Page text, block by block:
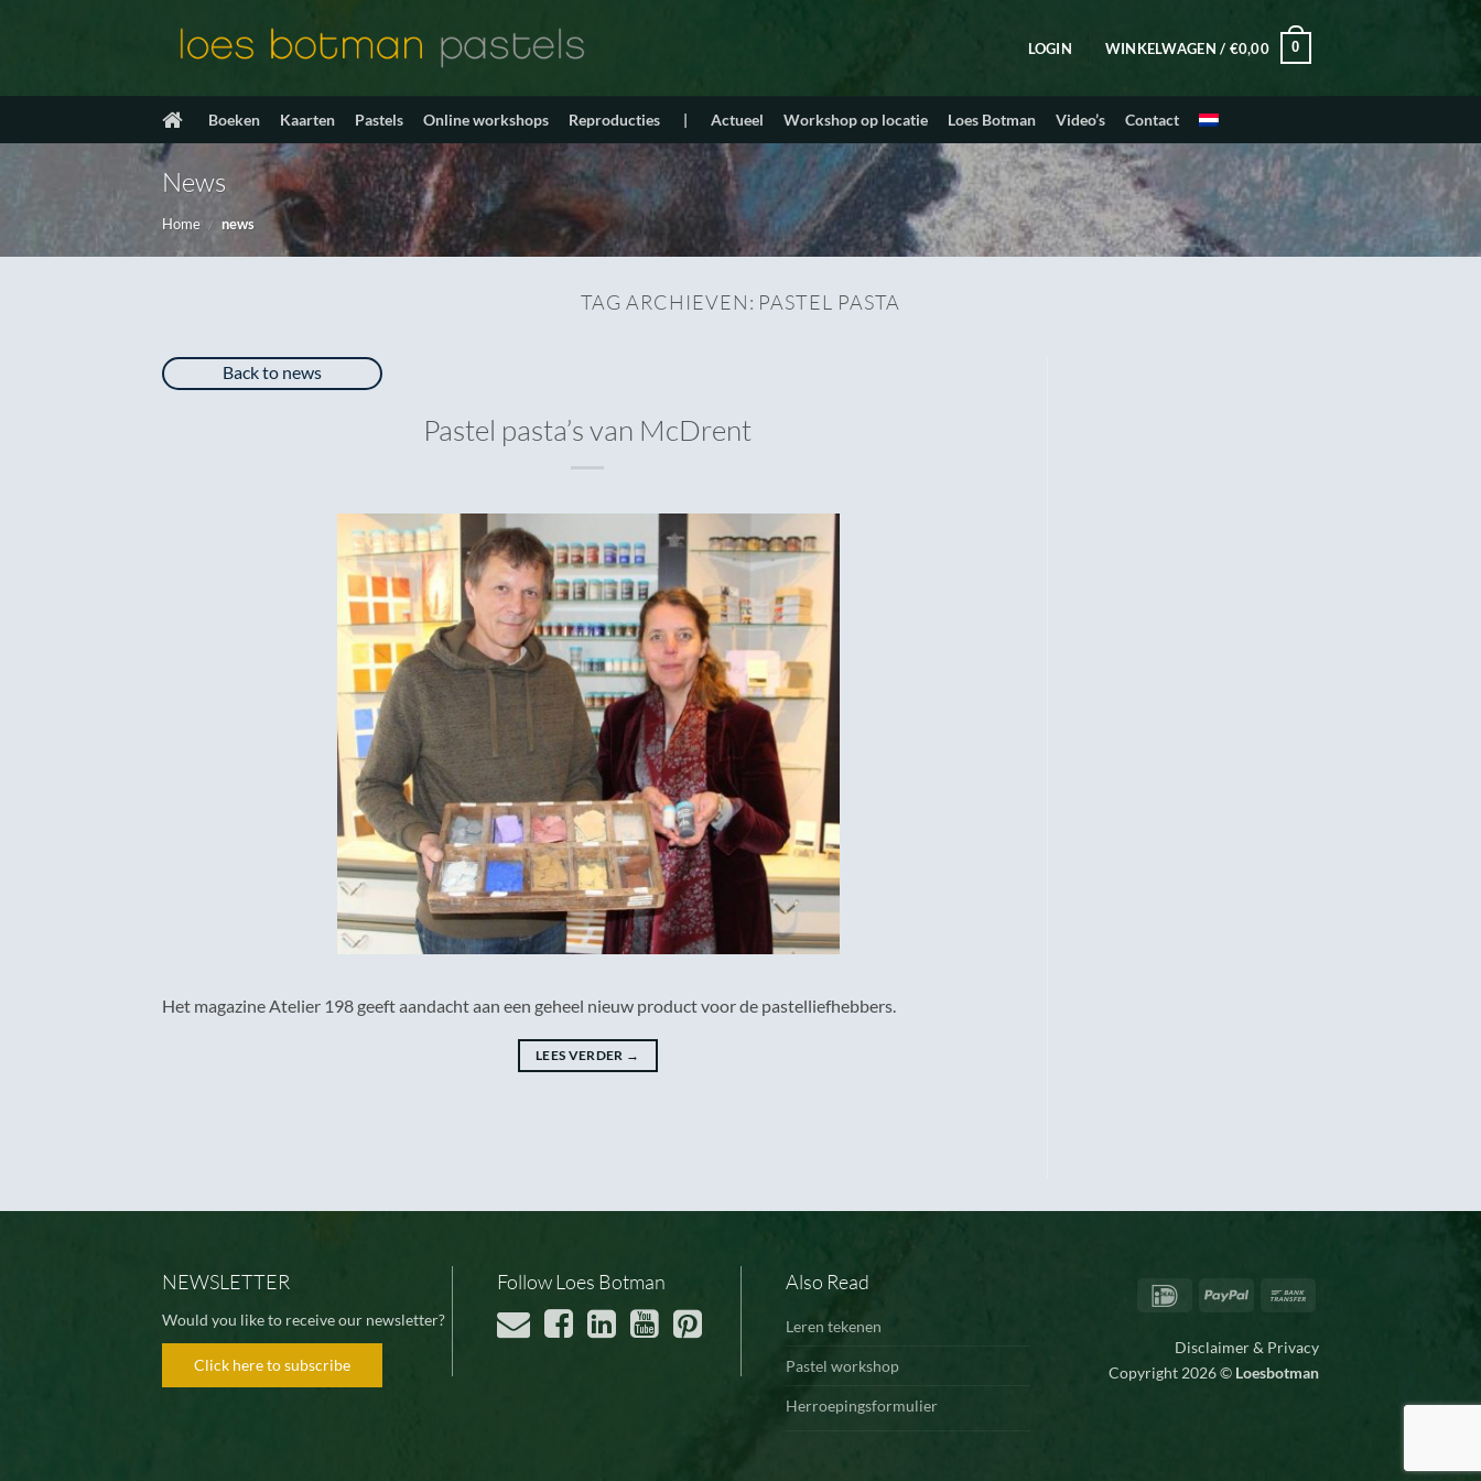
LOGIN WINKELWAGEN / €0,00 0
Boeken Kaarten Pastels Online workshops Reproducties | Actueel Workshop op locatie Loes Botman Video’s Contact
News
Home / news
TAG ARCHIEVEN: PASTEL PASTA
Back to news
Pastel pasta’s van McDrent
Het magazine Atelier 198 geeft aandacht aan een geheel nieuw product voor de pastelliefhebbers.
LEES VERDER →
NEWSLETTER
Would you like to receive our newsletter?
Click here to subscribe
Follow Loes Botman Also Read
Leren tekenen
Pastel workshop
Herroepingsformulier
IDeal PayPal
Disclaimer & Privacy
Copyright 2026 © Loesbotman